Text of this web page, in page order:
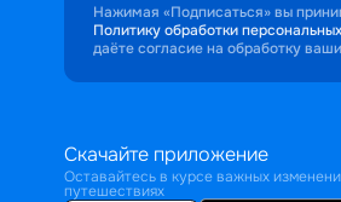
Нажимая «Подписаться» вы
Политику обработки
даёте согласие на обработку
Скачайте приложение
Оставайтесь в курсе важных
путешествиях